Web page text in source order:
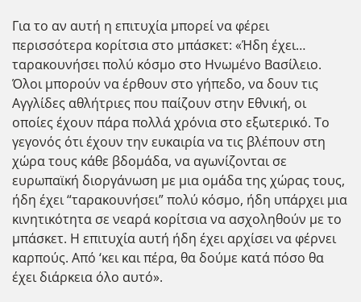
Για το αν αυτή η επιτυχία μπορεί να φέρει
περισσότερα κορίτσια στο μπάσκετ: «Ήδη έχει…
ταρακουνήσει πολύ κόσμο στο Ηνωμένο Βασίλειο.
Όλοι μπορούν να έρθουν στο γήπεδο, να δουν τις
Αγγλίδες αθλήτριες που παίζουν στην Εθνική, οι
οποίες έχουν πάρα πολλά χρόνια στο εξωτερικό. Το
γεγονός ότι έχουν την ευκαιρία να τις βλέπουν στη
χώρα τους κάθε βδομάδα, να αγωνίζονται σε
ευρωπαϊκή διοργάνωση με μια ομάδα της χώρας τους,
ήδη έχει “ταρακουνήσει” πολύ κόσμο, ήδη υπάρχει μια
κινητικότητα σε νεαρά κορίτσια να ασχοληθούν με το
μπάσκετ. Η επιτυχία αυτή ήδη έχει αρχίσει να φέρνει
καρπούς. Από ‘κει και πέρα, θα δούμε κατά πόσο θα
έχει διάρκεια όλο αυτό».